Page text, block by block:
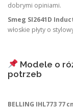
dobrymi opiniami.
Smeg SI2641D
włoskie płyty o
Modele o
potrzeb
BELLING IHL773 77